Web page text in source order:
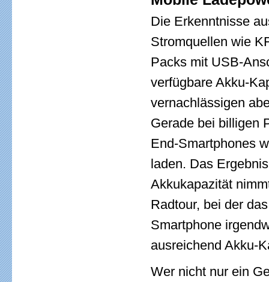
Die Erkenntnisse
Stromquellen wie
Packs mit USB-
verfügbare Akku-
vernachlässigen
Gerade bei billigen
End-Smartphones
laden. Das
Akkukapazität
Radtour, bei der
Smartphone
ausreichend Akku-
Wer nicht nur ein